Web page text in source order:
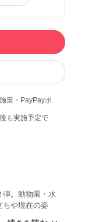
策・PayPayポ
も実施予定で
弾。動物園・水
ちや現在の姿